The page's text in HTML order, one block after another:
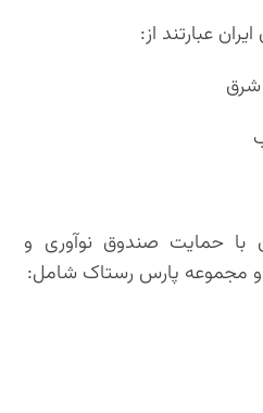
عبارتند از:
با حمایت صندوق نوآوری و
مجموعه پارس رستاک شامل: